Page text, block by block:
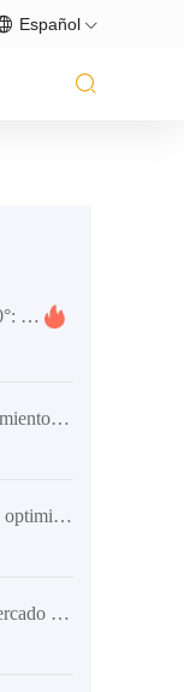
Español
Diseño de tolva giratoria de 270°: cómo aumenta la eficiencia en la colocación de concreto
Análisis de parámetros de rendimiento y selección de equipos de mezcla de hormigón para proyectos internacionales
Casos prácticos y soluciones de optimización para la selección de equipos de mezclado de concreto en proyectos de construcción de gran y mediano tamaño
Tendencias de desarrollo del mercado global de camiones mezcladores de concreto autocargadores y análisis de los estándares técnicos de AIMIX